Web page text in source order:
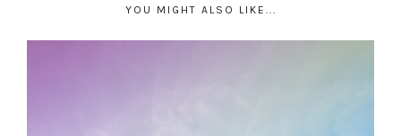
YOU MIGHT ALSO LIKE...